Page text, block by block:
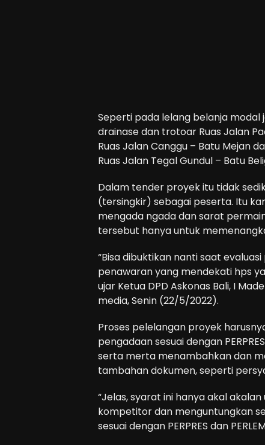
Seperti pada lelang belanja
drainase dan trotoar Ruas Jalan
Ruas Jalan Canggu – Batu Mejan
Ruas Jalan Tegal Gundul – Batu
Dalam tender proyek itu tidak
(tersingkir) sebagai peserta. Itu
mengada ngada dan sarat
tersebut hanya untuk
“Bisa dibuktikan nanti saat
penawaran yang mendekati hps
ujar Ketua DPD Askonas Bali, I
media, Senin (22/5/2022).
Proses pelelangan proyek
pengadaan sesuai dengan
serta merta menambahkan dan
tambahan dokumen, seperti
“Jelas, syarat ini hanya akal
kompetitor dan menguntungkan
sesuai dengan PERPRES dan